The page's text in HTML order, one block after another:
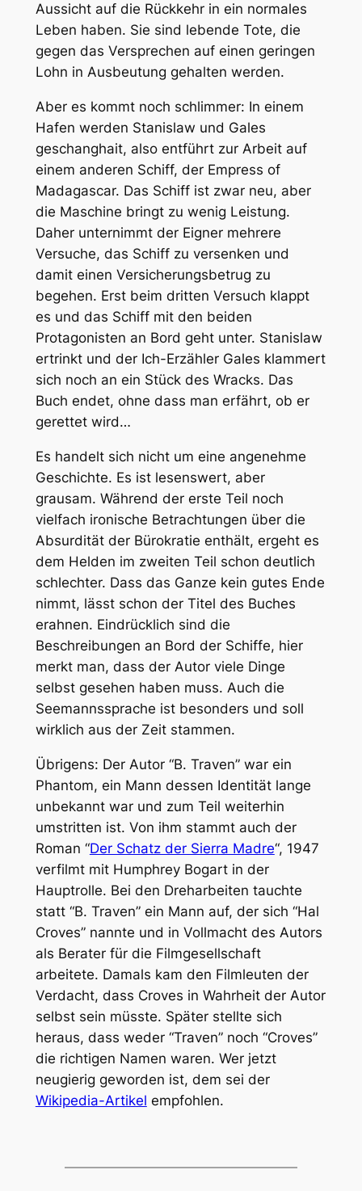
Aussicht auf die Rückkehr in ein normales
Leben haben. Sie sind lebende Tote, die
gegen das Versprechen auf einen geringen
Lohn in Ausbeutung gehalten werden.
Aber es kommt noch schlimmer: In einem
Hafen werden Stanislaw und Gales
geschanghait, also entführt zur Arbeit auf
einem anderen Schiff, der Empress of
Madagascar. Das Schiff ist zwar neu, aber
die Maschine bringt zu wenig Leistung.
Daher unternimmt der Eigner mehrere
Versuche, das Schiff zu versenken und
damit einen Versicherungsbetrug zu
begehen. Erst beim dritten Versuch klappt
es und das Schiff mit den beiden
Protagonisten an Bord geht unter. Stanislaw
ertrinkt und der Ich-Erzähler Gales klammert
sich noch an ein Stück des Wracks. Das
Buch endet, ohne dass man erfährt, ob er
gerettet wird…
Es handelt sich nicht um eine angenehme
Geschichte. Es ist lesenswert, aber
grausam. Während der erste Teil noch
vielfach ironische Betrachtungen über die
Absurdität der Bürokratie enthält, ergeht es
dem Helden im zweiten Teil schon deutlich
schlechter. Dass das Ganze kein gutes Ende
nimmt, lässt schon der Titel des Buches
erahnen. Eindrücklich sind die
Beschreibungen an Bord der Schiffe, hier
merkt man, dass der Autor viele Dinge
selbst gesehen haben muss. Auch die
Seemannssprache ist besonders und soll
wirklich aus der Zeit stammen.
Übrigens: Der Autor “B. Traven” war ein
Phantom, ein Mann dessen Identität lange
unbekannt war und zum Teil weiterhin
umstritten ist. Von ihm stammt auch der
Roman “Der Schatz der Sierra Madre“, 1947
verfilmt mit Humphrey Bogart in der
Hauptrolle. Bei den Dreharbeiten tauchte
statt “B. Traven” ein Mann auf, der sich “Hal
Croves” nannte und in Vollmacht des Autors
als Berater für die Filmgesellschaft
arbeitete. Damals kam den Filmleuten der
Verdacht, dass Croves in Wahrheit der Autor
selbst sein müsste. Später stellte sich
heraus, dass weder “Traven” noch “Croves”
die richtigen Namen waren. Wer jetzt
neugierig geworden ist, dem sei der
Wikipedia-Artikel empfohlen.